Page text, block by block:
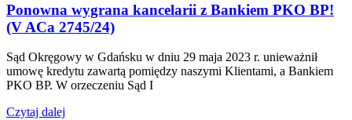
Ponowna wygrana kancelarii z Bankiem PKO BP!
(V ACa 2745/24)
Sąd Okręgowy w Gdańsku w dniu 29 maja 2023 r. unieważnił
umowę kredytu zawartą pomiędzy naszymi Klientami, a Bankiem
PKO BP. W orzeczeniu Sąd I
Czytaj dalej